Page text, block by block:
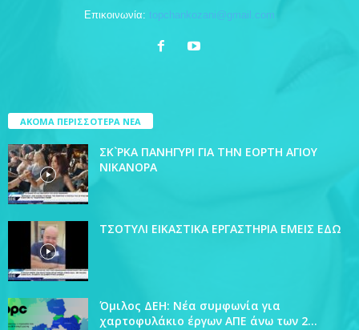
Επικοινωνία: topchankozani@gmail.com
ΑΚΟΜΑ ΠΕΡΙΣΣΟΤΕΡΑ ΝΕΑ
ΣΚ`ΡΚΑ ΠΑΝΗΓΥΡΙ ΓΙΑ ΤΗΝ ΕΟΡΤΗ ΑΓΙΟΥ
ΝΙΚΑΝΟΡΑ
ΤΣΟΤΥΛΙ ΕΙΚΑΣΤΙΚΑ ΕΡΓΑΣΤΗΡΙΑ ΕΜΕΙΣ ΕΔΩ
Όμιλος ΔΕΗ: Νέα συμφωνία για
χαρτοφυλάκιο έργων ΑΠΕ άνω των 2...